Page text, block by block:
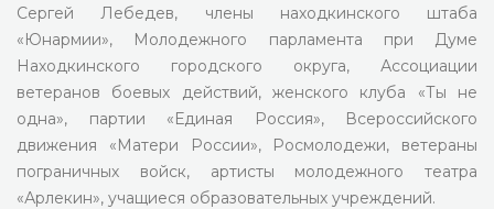
Сергей Лебедев, члены находкинского штаба
«Юнармии», Молодежного парламента при Думе
Находкинского городского округа, Ассоциации
ветеранов боевых действий, женского клуба «Ты не
одна», партии «Единая Россия», Всероссийского
движения «Матери России», Росмолодежи, ветераны
пограничных войск, артисты молодежного театра
«Арлекин», учащиеся образовательных учреждений.